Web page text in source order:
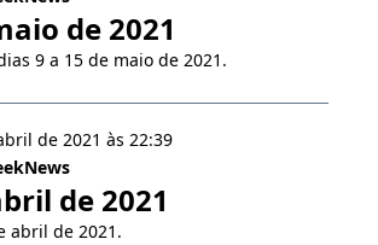
de 2021
9 a 15 de maio de 2021.
de 2021 às 22:39
de 2021
abril de 2021.